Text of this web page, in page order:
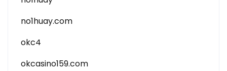
no1huay.com
okc4
okcasino159.com